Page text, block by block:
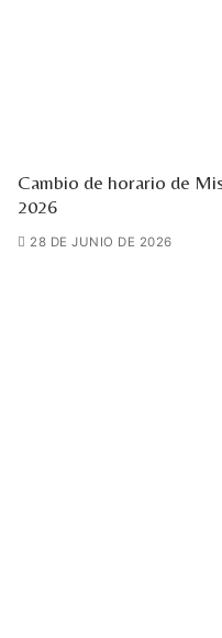
Cambio de horario de
2026
28 DE JUNIO DE 2026